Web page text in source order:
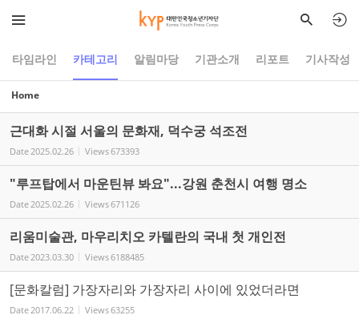
타임라인 카테고리 알림마당 기관소개 리포트 기사작성
Home
근대화 시절 서울의 문화재, 덕수궁 석조전
Date2025.02.26 Views673393
"루프탑에서 마운틴뷰 봐요"...강원 춘천시 여행 명소
Date2025.02.26 Views671126
리움미술관, 마우리치오 카텔란의 국내 첫 개인전
Date2023.03.30 Views6188485
[문화칼럼] 가장자리와 가장자리 사이에 있었더라면
Date2017.06.22 Views63255
Sketchbook5, 스케치북5